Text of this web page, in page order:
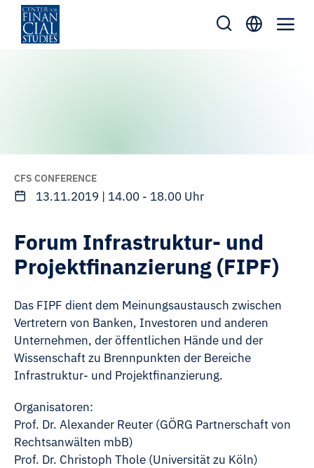
Skip
content
CFS CONFERENCE
13.11.2019 | 14.00 - 18.00 Uhr
Forum Infrastruktur- und
Projektfinanzierung (FIPF)
Das FIPF dient dem Meinungsaustausch zwischen
Vertretern von Banken, Investoren und anderen
Unternehmen, der öffentlichen Hände und der
Wissenschaft zu Brennpunkten der Bereiche
Infrastruktur- und Projektfinanzierung.
Organisatoren:
Prof. Dr. Alexander Reuter (GÖRG Partnerschaft von
Rechtsanwälten mbB)
Prof. Dr. Christoph Thole (Universität zu Köln)